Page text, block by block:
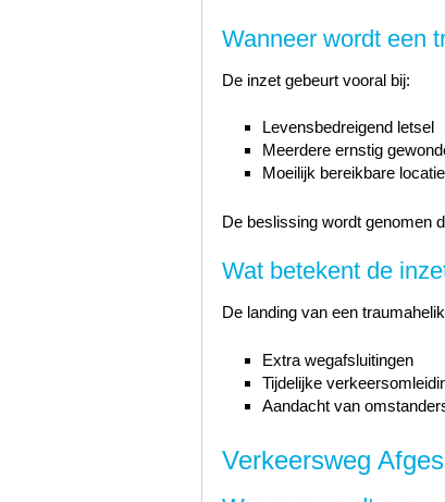
Wanneer wordt een
De inzet gebeurt vooral bij:
Levensbedreigend letsel
Meerdere ernstig
Moeilijk bereikbare
De beslissing wordt genomen
Wat betekent de
De landing van een
Extra wegafsluitingen
Tijdelijke
Aandacht van
Verkeersweg